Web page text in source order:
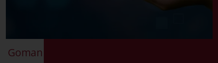
Goman verbessert den ESG-Score 2025